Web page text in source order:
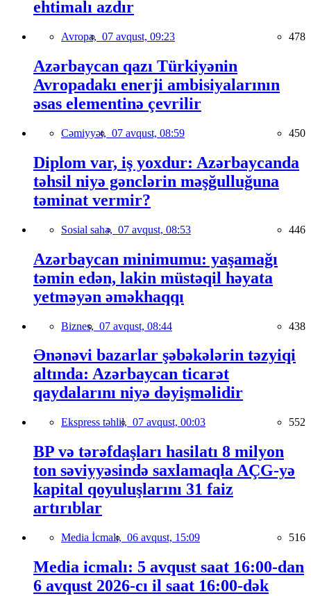
ehtimalı azdır
Avropa, 07 avqust, 09:23 478
Azərbaycan qazı Türkiyənin
Avropadakı enerji ambisiyalarının
əsas elementinə çevrilir
Cəmiyyət, 07 avqust, 08:59 450
Diplom var, iş yoxdur: Azərbaycanda
təhsil niyə gənclərin məşğulluğuna
təminat vermir?
Sosial sahə, 07 avqust, 08:53 446
Azərbaycan minimumu: yaşamağı
təmin edən, lakin müstəqil həyata
yetməyən əməkhaqqı
Biznes, 07 avqust, 08:44 438
Ənənəvi bazarlar şəbəkələrin təzyiqi
altında: Azərbaycan ticarət
qaydalarını niyə dəyişməlidir
Ekspress təhlil, 07 avqust, 00:03 552
BP və tərəfdaşları hasilatı 8 milyon
ton səviyyəsində saxlamaqla AÇG-yə
kapital qoyuluşlarını 31 faiz
artırıblar
Media İcmalı, 06 avqust, 15:09 516
Media icmalı: 5 avqust saat 16:00-dan
6 avqust 2026-cı il saat 16:00-dək